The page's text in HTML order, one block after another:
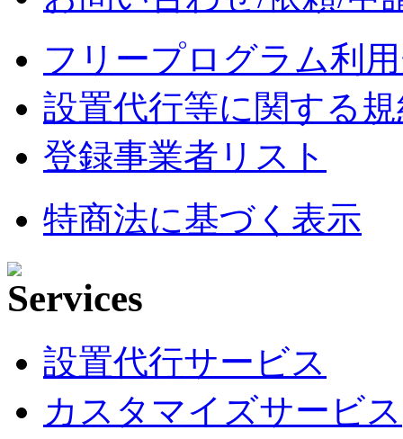
フリープログラム利
設置代行等に関する
登録事業者リスト
特商法に基づく表示
設置代行サービス
カスタマイズサービス